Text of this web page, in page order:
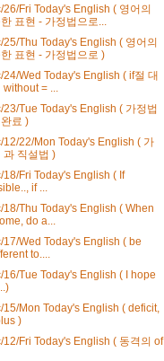
26/Fri Today's English ( 영어의
표현 - 가정법으로...
25/Thu Today's English ( 영어의
표현 - 가정법으로 )
24/Wed Today's English ( if절 대
= ...
23/Tue Today's English ( 가정법
료 )
12/22/Mon Today's English ( 가
과 직설법 )
18/Fri Today's English ( If
if ...
18/Thu Today's English ( When
do a...
17/Wed Today's English ( be
to....
16/Tue Today's English ( I hope
15/Mon Today's English ( deficit,
)
12/Fri Today's English ( 동격의 of